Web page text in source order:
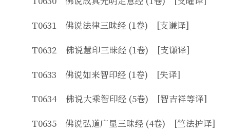
T0631 佛说法律三昧经 (1卷) [支谦译]
T0632 佛说慧印三昧经 (1卷) [支谦译]
T0633 佛说如来智印经 (1卷) [失译]
T0634 佛说大乘智印经 (5卷) [智吉祥等译]
T0635 佛说弘道广显三昧经 (4卷) [竺法护译]